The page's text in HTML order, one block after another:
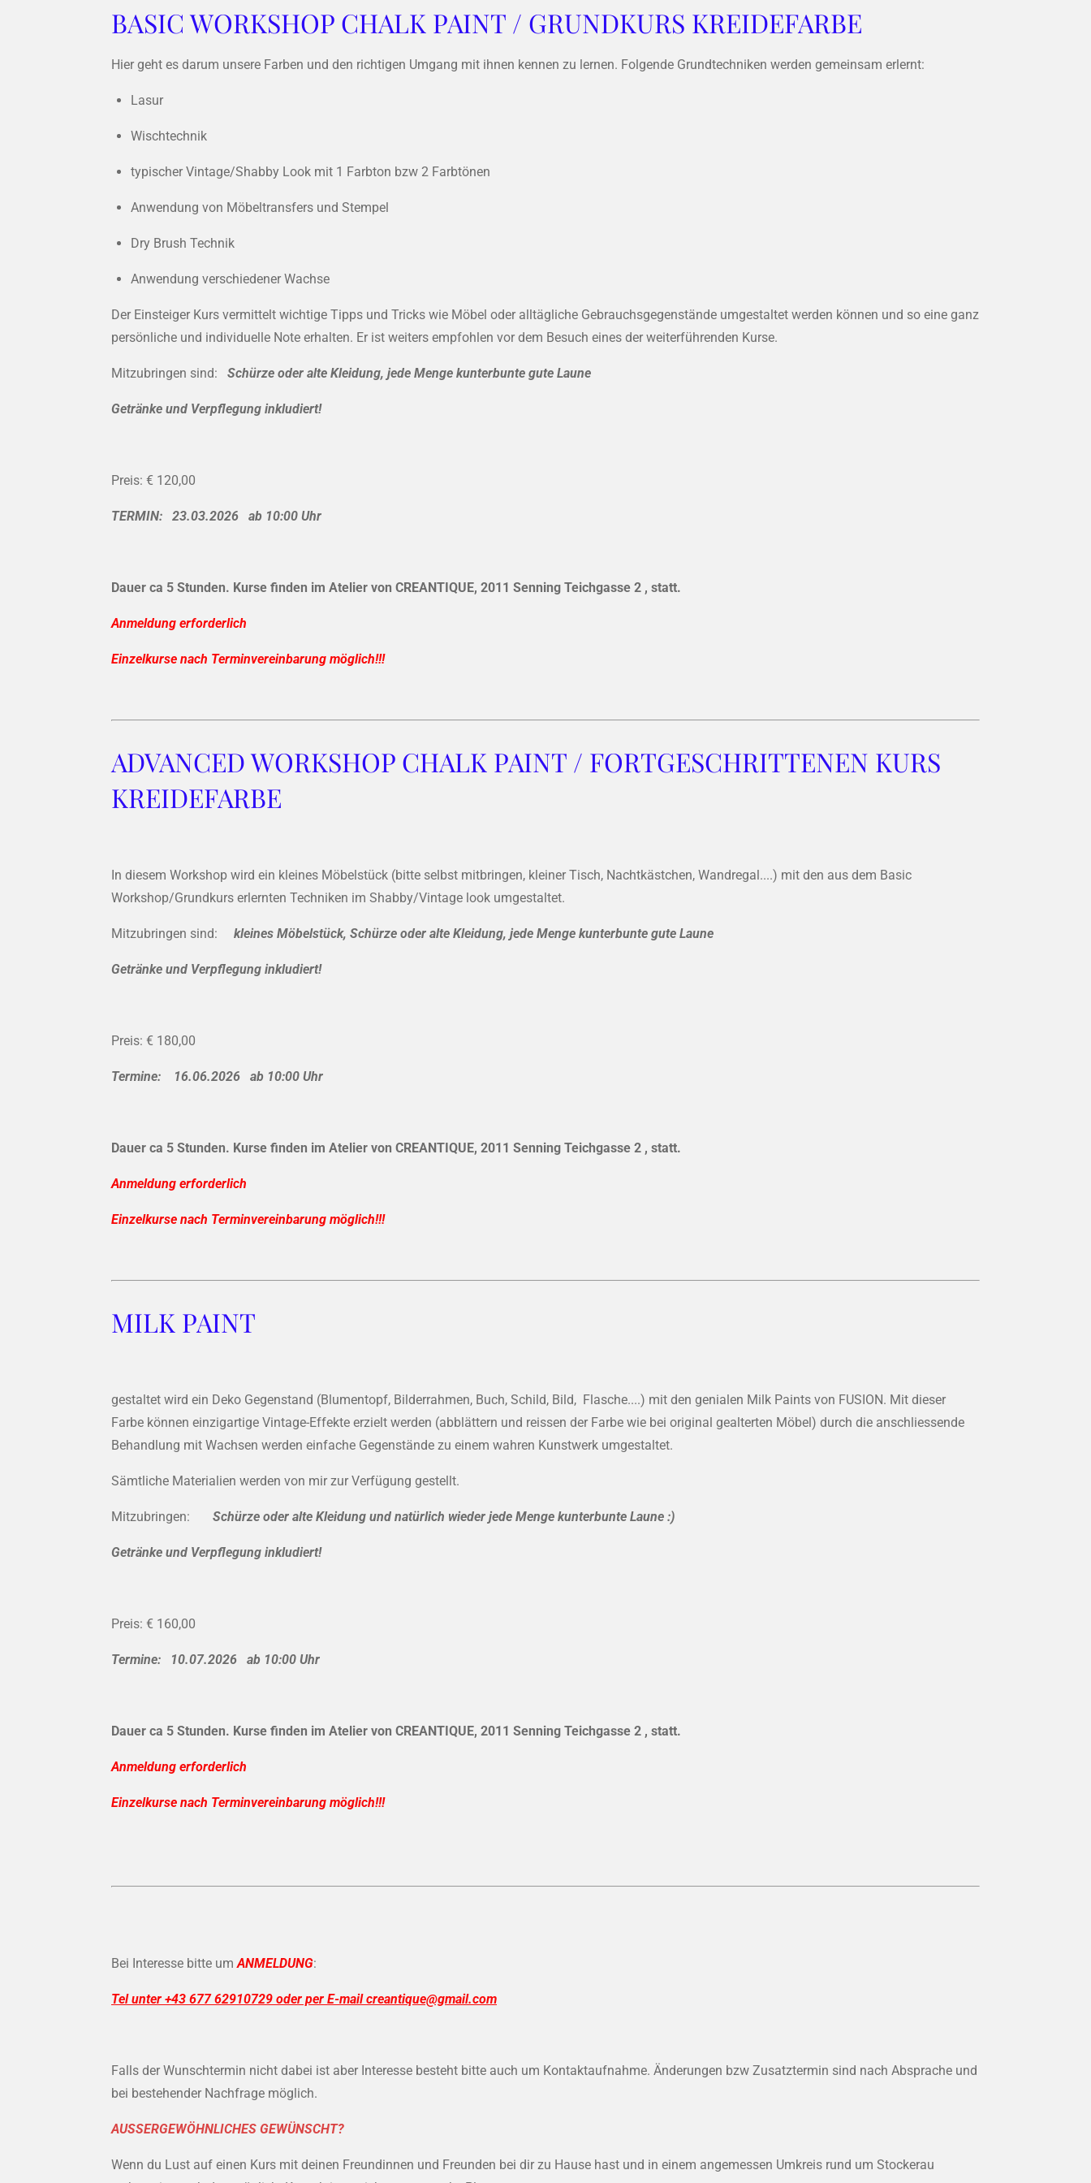
BASIC WORKSHOP CHALK PAINT / GRUNDKURS KREIDEFARBE
Hier geht es darum unsere Farben und den richtigen Umgang mit ihnen kennen zu lernen. Folgende Grundtechniken werden gemeinsam erlernt:
Lasur
Wischtechnik
typischer Vintage/Shabby Look mit 1 Farbton bzw 2 Farbtönen
Anwendung von Möbeltransfers und Stempel
Dry Brush Technik
Anwendung verschiedener Wachse
Der Einsteiger Kurs vermittelt wichtige Tipps und Tricks wie Möbel oder alltägliche Gebrauchsgegenstände umgestaltet werden können und so eine ganz
persönliche und individuelle Note erhalten. Er ist weiters empfohlen vor dem Besuch eines der weiterführenden Kurse.
Mitzubringen sind: Schürze oder alte Kleidung, jede Menge kunterbunte gute Laune
Getränke und Verpflegung inkludiert!
Preis: € 120,00
TERMIN: 23.03.2026 ab 10:00 Uhr
Dauer ca 5 Stunden. Kurse finden im Atelier von CREANTIQUE, 2011 Senning Teichgasse 2 , statt.
Anmeldung erforderlich
Einzelkurse nach Terminvereinbarung möglich!!!
ADVANCED WORKSHOP CHALK PAINT / FORTGESCHRITTENEN KURS
KREIDEFARBE
In diesem Workshop wird ein kleines Möbelstück (bitte selbst mitbringen, kleiner Tisch, Nachtkästchen, Wandregal....) mit den aus dem Basic
Workshop/Grundkurs erlernten Techniken im Shabby/Vintage look umgestaltet.
Mitzubringen sind: kleines Möbelstück, Schürze oder alte Kleidung, jede Menge kunterbunte gute Laune
Getränke und Verpflegung inkludiert!
Preis: € 180,00
Termine: 16.06.2026 ab 10:00 Uhr
Dauer ca 5 Stunden. Kurse finden im Atelier von CREANTIQUE, 2011 Senning Teichgasse 2 , statt.
Anmeldung erforderlich
Einzelkurse nach Terminvereinbarung möglich!!!
MILK PAINT
gestaltet wird ein Deko Gegenstand (Blumentopf, Bilderrahmen, Buch, Schild, Bild, Flasche....) mit den genialen Milk Paints von FUSION. Mit dieser
Farbe können einzigartige Vintage-Effekte erzielt werden (abblättern und reissen der Farbe wie bei original gealterten Möbel) durch die anschliessende
Behandlung mit Wachsen werden einfache Gegenstände zu einem wahren Kunstwerk umgestaltet.
Sämtliche Materialien werden von mir zur Verfügung gestellt.
Mitzubringen: Schürze oder alte Kleidung und natürlich wieder jede Menge kunterbunte Laune :)
Getränke und Verpflegung inkludiert!
Preis: € 160,00
Termine: 10.07.2026 ab 10:00 Uhr
Dauer ca 5 Stunden. Kurse finden im Atelier von CREANTIQUE, 2011 Senning Teichgasse 2 , statt.
Anmeldung erforderlich
Einzelkurse nach Terminvereinbarung möglich!!!
Bei Interesse bitte umANMELDUNG:
Tel unter +43 677 62910729 oder per E-mail creantique@gmail.com
Falls der Wunschtermin nicht dabei ist aber Interesse besteht bitte auch um Kontaktaufnahme. Änderungen bzw Zusatztermin sind nach Absprache und
bei bestehender Nachfrage möglich.
AUSSERGEWÖHNLICHES GEWÜNSCHT?
Wenn du Lust auf einen Kurs mit deinen Freundinnen und Freunden bei dir zu Hause hast und in einem angemessen Umkreis rund um Stockerau